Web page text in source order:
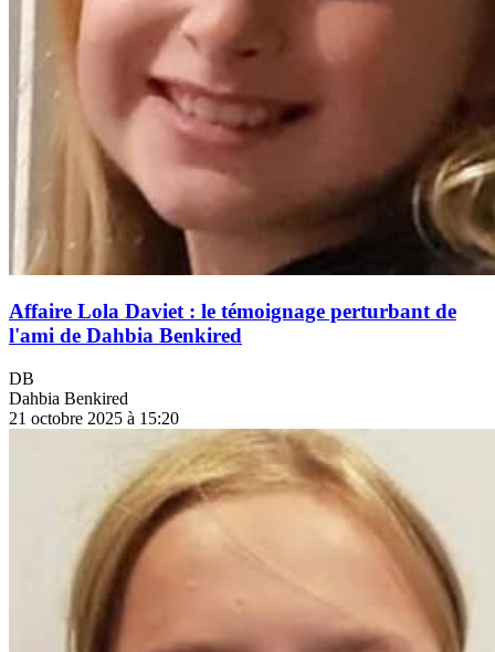
Affaire Lola Daviet : le témoignage perturbant de
l'ami de Dahbia Benkired
DB
Dahbia Benkired
21 octobre 2025 à 15:20